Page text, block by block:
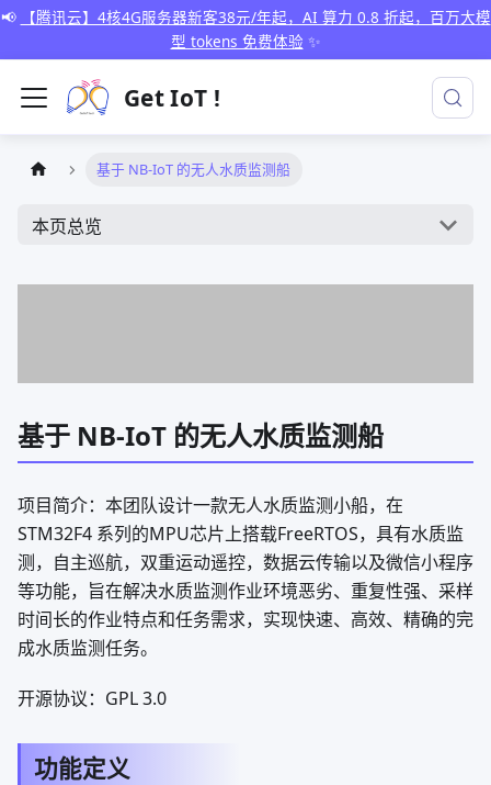
📢
【腾讯云】4核4G服务器新客38元/年起，AI 算力 0.8 折起，百万大模
型 tokens 免费体验 ✨
Get IoT !
基于 NB-IoT 的无人水质监测船
本页总览
基于 NB-IoT 的无人水质监测船
项目简介：本团队设计一款无人水质监测小船，在
STM32F4 系列的MPU芯片上搭载FreeRTOS，具有水质监
测，自主巡航，双重运动遥控，数据云传输以及微信小程序
等功能，旨在解决水质监测作业环境恶劣、重复性强、采样
时间长的作业特点和任务需求，实现快速、高效、精确的完
成水质监测任务。
开源协议：GPL 3.0
功能定义